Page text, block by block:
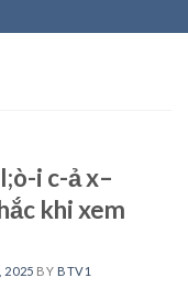
i c-ả x–
khi xem
2025 BY BTV1